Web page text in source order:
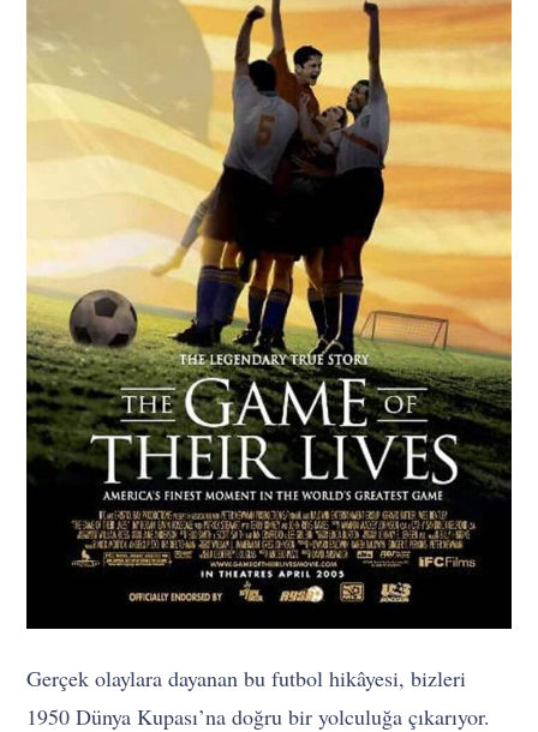
Gerçek olaylara dayanan bu futbol hikâyesi, bizleri
1950 Dünya Kupası’na doğru bir yolculuğa çıkarıyor.